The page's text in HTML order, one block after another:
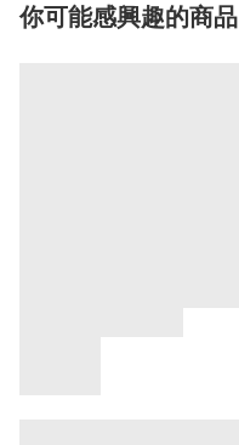
你可能感興趣的商品